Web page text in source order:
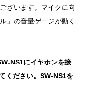
ざいます。マイクに向
」の音量ゲージが動く
NS1にイヤホンを接
ください。SW-NS1を